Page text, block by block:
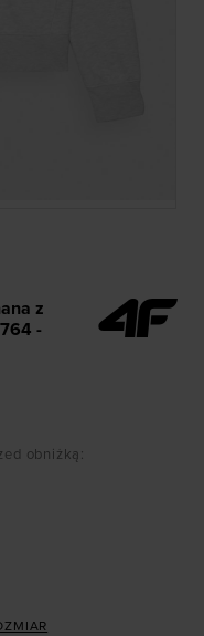
z
-
obniżką: